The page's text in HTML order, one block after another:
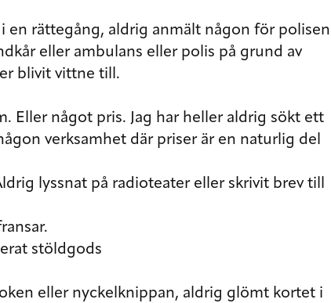
en rättegång, aldrig anmält någon för polisen
eller ambulans eller polis på grund av
blivit vittne till.
Eller något pris. Jag har heller aldrig sökt ett
verksamhet där priser är en naturlig del
lyssnat på radioteater eller skrivit brev till
stöldgods
eller nyckelknippan, aldrig glömt kortet i